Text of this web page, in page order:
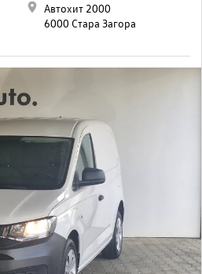
Автохит 2000
6000 Стара Загора